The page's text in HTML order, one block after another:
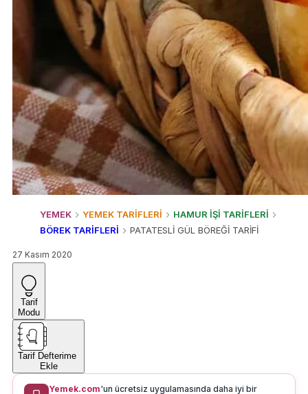
YEMEK YEMEK TARİFLERİ
HAMUR İŞİ TARİFLERİ
BÖREK TARİFLERİ
PATATESLİ GÜL BÖREĞİ TARİFİ
27 Kasım 2020
Tarif
Modu
Tarif Defterime
Ekle
Yemek.com'un ücretsiz uygulamasında daha iyi bir